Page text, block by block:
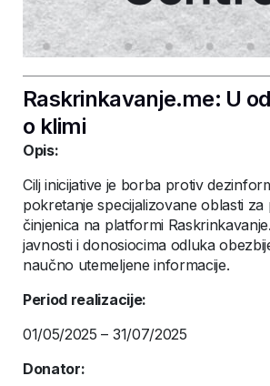
Raskrinkavanje.me: U
o klimi
Opis:
Cilj inicijative je borba protiv
pokretanje specijalizovane oblasti
činjenica na platformi
javnosti i donosiocima odluka
naučno utemeljene informacije.
Period realizacije:
01/05/2025 – 31/07/2025
Donator: